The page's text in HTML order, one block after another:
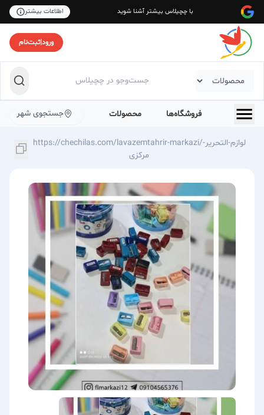
با چچیلاس بیشتر آشنا شوید اطلاعات بیشتر
ورود|ثبت‌نام
فروشگاه‌ها محصولات جستجوی شهر
https://chechilas.com/lavazemtahrir-markazi/لوازم-التحریر-
مرکزی